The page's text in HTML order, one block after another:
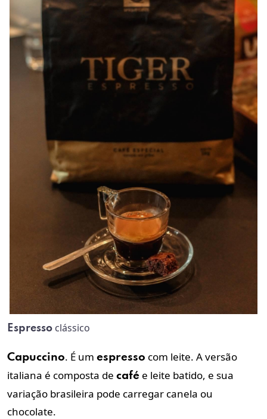
Espresso clássico
Capuccino. É um espresso com leite. A versão
italiana é composta de café e leite batido, e sua
variação brasileira pode carregar canela ou
chocolate.